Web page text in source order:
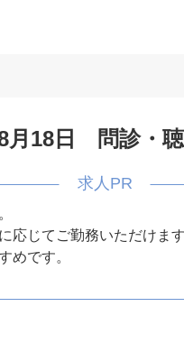
月18日 問診・
応じてご勤務いただけます
めです。